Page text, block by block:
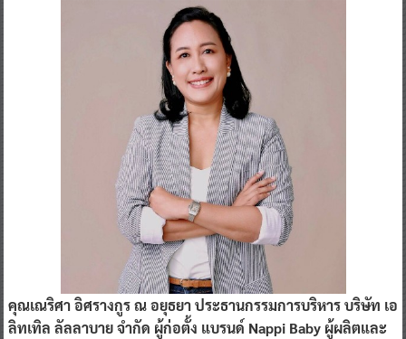
คุณเณริศา อิศรางกูร ณ อยุธยา ประธานกรรมการบริหาร บริษัท เอ
ลิทเทิล ลัลลาบาย จำกัด ผู้ก่อตั้ง แบรนด์ Nappi Baby ผู้ผลิตและ